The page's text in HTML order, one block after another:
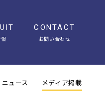
ニュース メディア掲載
CONTACT
お問い合わせ